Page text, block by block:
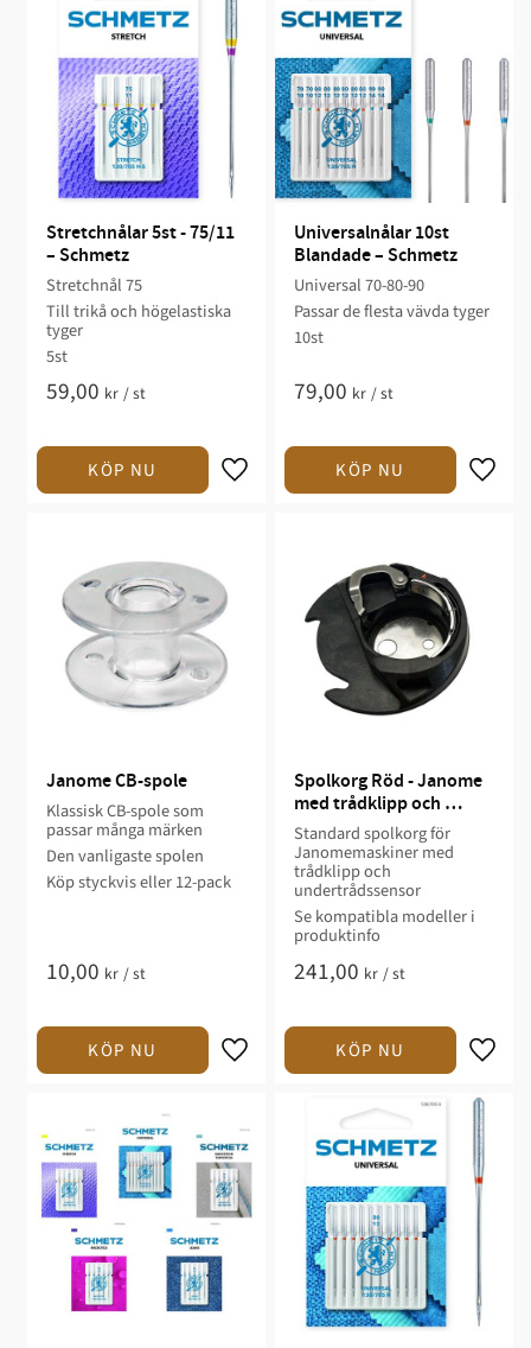
Stretchnålar 5st - 75/11
– Schmetz
Stretchnål 75
Till trikå och högelastiska
tyger
5st
59,00 kr /st
Universalnålar 10st
Blandade – Schmetz
Universal 70-80-90
Passar de flesta vävda tyger
10st
79,00 kr /st
Janome CB-spole
Klassisk CB-spole som
passar många märken
Den vanligaste spolen
Köp styckvis eller 12-pack
10,00 kr /st
Spolkorg Röd - Janome
med trådklipp och
sensor
Standard spolkorg för
Janomemaskiner med
trådklipp och
undertrådssensor
Se kompatibla modeller i
produktinfo
241,00 kr /st